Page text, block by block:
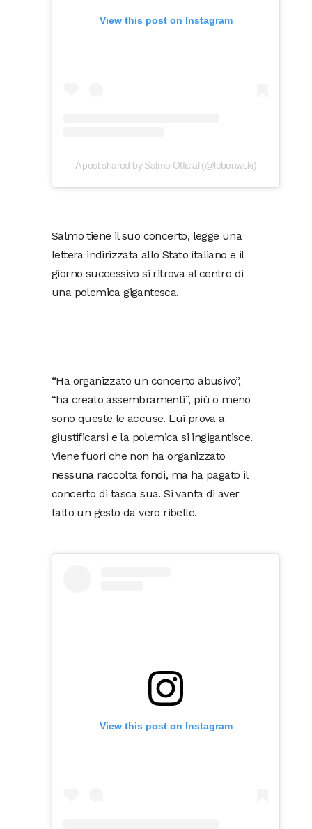
View this post on Instagram
A post shared by Salmo Official (@lebonwski)
Salmo tiene il suo concerto, legge una
lettera indirizzata allo Stato italiano e il
giorno successivo si ritrova al centro di
una polemica gigantesca.
“Ha organizzato un concerto abusivo”,
“ha creato assembramenti”, più o meno
sono queste le accuse. Lui prova a
giustificarsi e la polemica si ingigantisce.
Viene fuori che non ha organizzato
nessuna raccolta fondi, ma ha pagato il
concerto di tasca sua. Si vanta di aver
fatto un gesto da vero ribelle.
View this post on Instagram